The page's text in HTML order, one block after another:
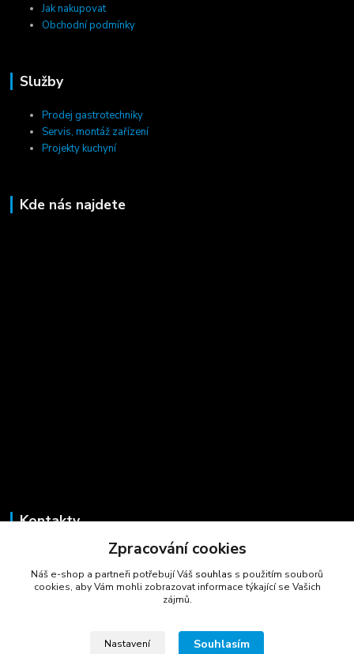
Jak nakupovat
Obchodní podmínky
Služby
Prodej gastrotechniky
Servis, montáž zařízení
Projekty kuchyní
Kde nás najdete
Kontakty
+420 723 725 881
(Po-Pá, 8-16 hod.)
Zpracování cookies
Náš e-shop a partneři potřebují Váš souhlas s použitím souborů
cookies, aby Vám mohli zobrazovat informace týkající se Vašich
zájmů.
Nastavení Souhlasím